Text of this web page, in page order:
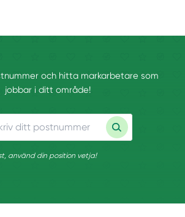
och hitta markarbetare som
jobbar i ditt område!
använd din position vetja!